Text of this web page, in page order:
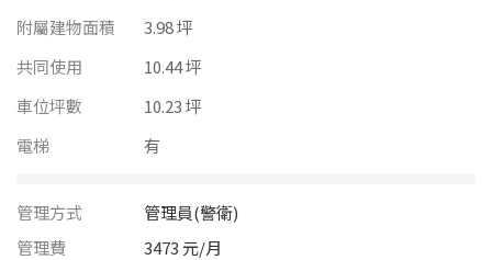
雲林縣
嘉義市
高雄市
20~30 坪
40~50 坪
80坪以上
附屬建物面積
3.98 坪
共同使用
10.44 坪
車位坪數
10.23 坪
電梯
有
管理方式
管理員(警衛)
管理費
3473 元/月